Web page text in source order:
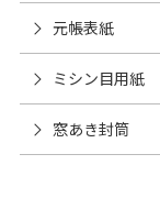
元帳表紙
ミシン目用紙
窓あき封筒